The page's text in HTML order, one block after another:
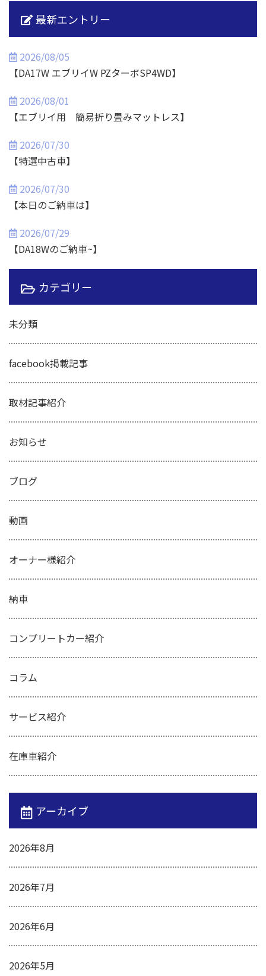
最新エントリー
2026/08/05
【DA17W エブリイW PZターボSP4WD】
2026/08/01
【エブリイ用 簡易折り畳みマットレス】
2026/07/30
【特選中古車】
2026/07/30
【本日のご納車は】
2026/07/29
【DA18Wのご納車~】
カテゴリー
未分類
facebook掲載記事
取材記事紹介
お知らせ
ブログ
動画
オーナー様紹介
納車
コンプリートカー紹介
コラム
サービス紹介
在庫車紹介
アーカイブ
2026年8月
2026年7月
2026年6月
2026年5月